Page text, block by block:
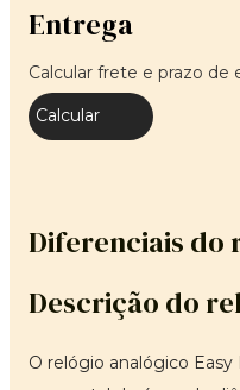
Entrega
Calcular frete e prazo de
Calcular
Descrição do
O relógio analógico
Diferenciais do